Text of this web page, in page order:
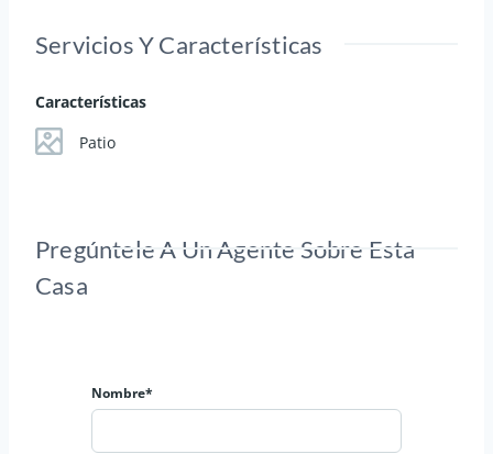
Servicios Y Características
Características
Patio
Pregúntele A Un Agente Sobre Esta
Casa
Nombre*